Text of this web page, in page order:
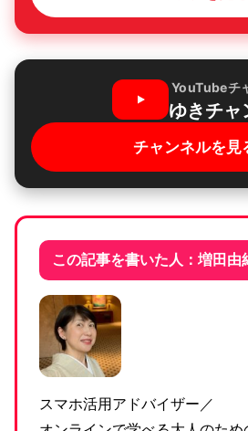
YouTubeチ
ゆきチャ
チャンネルを
この記事を書いた人：増田由
スマホ活用アドバイザー／